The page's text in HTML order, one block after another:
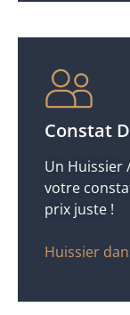
Constat
Un Huissier
votre
prix juste !
Huissier